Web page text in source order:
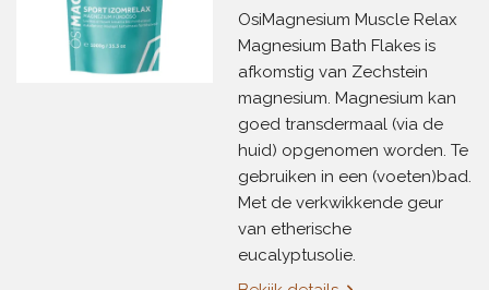
OsiMagnesium Muscle Relax
Magnesium Bath Flakes is
afkomstig van Zechstein
magnesium. Magnesium kan
goed transdermaal (via de
huid) opgenomen worden. Te
gebruiken in een (voeten)bad.
Met de verkwikkende geur
van etherische
eucalyptusolie.